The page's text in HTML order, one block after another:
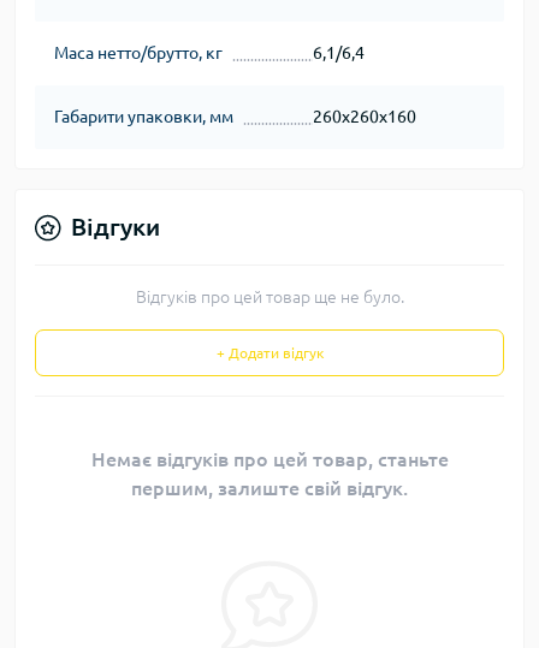
Маса нетто/брутто, кг 6,1/6,4
Габарити упаковки, мм 260x260x160
Відгуки
Відгуків про цей товар ще не було.
+ Додати відгук
Немає відгуків про цей товар, станьте
першим, залиште свій відгук.